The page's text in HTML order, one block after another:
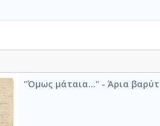
"Όμως μάταια..." - Άρια